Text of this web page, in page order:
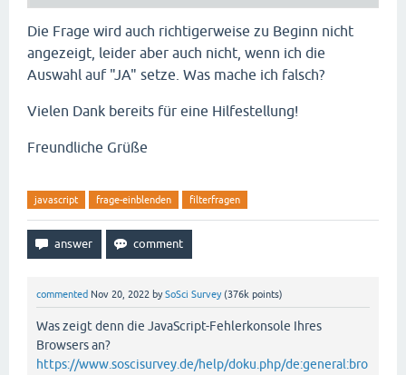
Die Frage wird auch richtigerweise zu Beginn nicht
angezeigt, leider aber auch nicht, wenn ich die
Auswahl auf "JA" setze. Was mache ich falsch?
Vielen Dank bereits für eine Hilfestellung!
Freundliche Grüße
javascript frage-einblenden filterfragen
commented Nov 20, 2022 bySoSci Survey (376k points)
Was zeigt denn die JavaScript-Fehlerkonsole Ihres
Browsers an?
https://www.soscisurvey.de/help/doku.php/de:general:bro